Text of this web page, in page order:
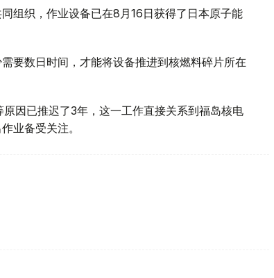
组织，作业设备已在8月16日获得了日本原子能
要数日时间，才能将设备推进到核燃料碎片所在
因已推迟了3年，这一工作直接关系到福岛核电
业备受关注。